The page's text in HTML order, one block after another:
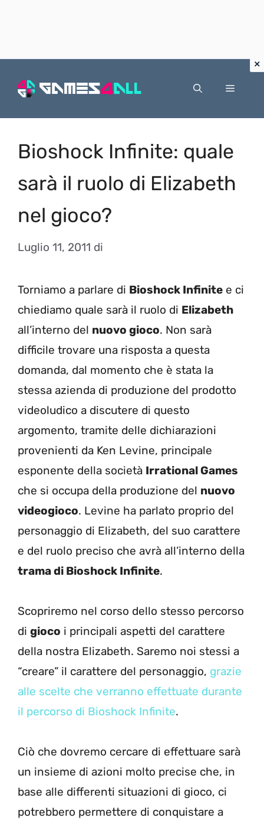
Menu
Bioshock Infinite: quale
sarà il ruolo di Elizabeth
nel gioco?
Luglio 11, 2011 di
Torniamo a parlare di Bioshock Infinite e ci
chiediamo quale sarà il ruolo di Elizabeth
all’interno del nuovo gioco. Non sarà
difficile trovare una risposta a questa
domanda, dal momento che è stata la
stessa azienda di produzione del prodotto
videoludico a discutere di questo
argomento, tramite delle dichiarazioni
provenienti da Ken Levine, principale
esponente della società Irrational Games
che si occupa della produzione del nuovo
videogioco. Levine ha parlato proprio del
personaggio di Elizabeth, del suo carattere
e del ruolo preciso che avrà all’interno della
trama di Bioshock Infinite.
Scopriremo nel corso dello stesso percorso
di gioco i principali aspetti del carattere
della nostra Elizabeth. Saremo noi stessi a
“creare” il carattere del personaggio, grazie
alle scelte che verranno effettuate durante
il percorso di Bioshock Infinite.
Ciò che dovremo cercare di effettuare sarà
un insieme di azioni molto precise che, in
base alle differenti situazioni di gioco, ci
potrebbero permettere di conquistare a